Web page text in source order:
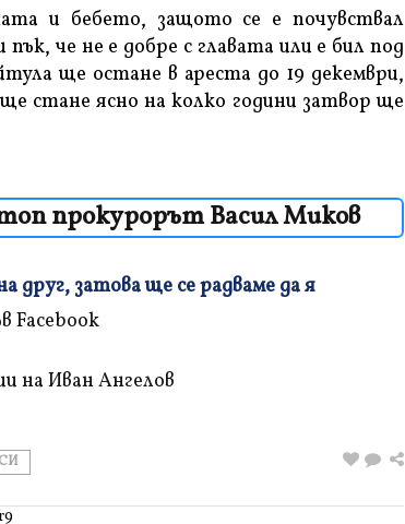
и бебето, защото се е почувствал
че не е добре с главата или е бил под
ще остане в ареста до 19 декември,
стане ясно на колко години затвор ще
прокурорът Васил Миков
друг, затова ще се радваме да я
на Иван Ангелов